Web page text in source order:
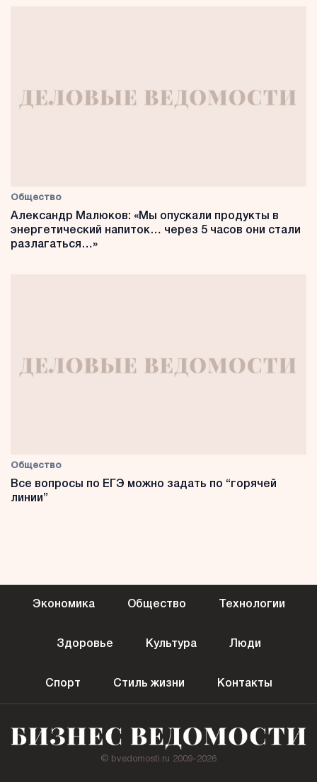
Общество
Александр Малюков: «Мы опускали продукты в
энергетический напиток… через 5 часов они стали
разлагаться…»
Общество
Все вопросы по ЕГЭ можно задать по “горячей
линии”
Экономика Общество Технологии
Здоровье Культура Люди
Спорт Стиль жизни Контакты
© bvedomosti.ru 2009-2026